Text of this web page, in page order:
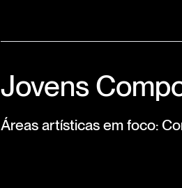
Jovens
Áreas artísticas em foco: